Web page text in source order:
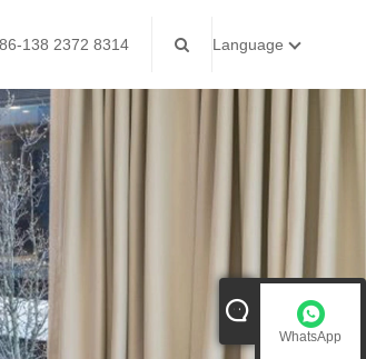
138 2372 8314 Language
WhatsApp